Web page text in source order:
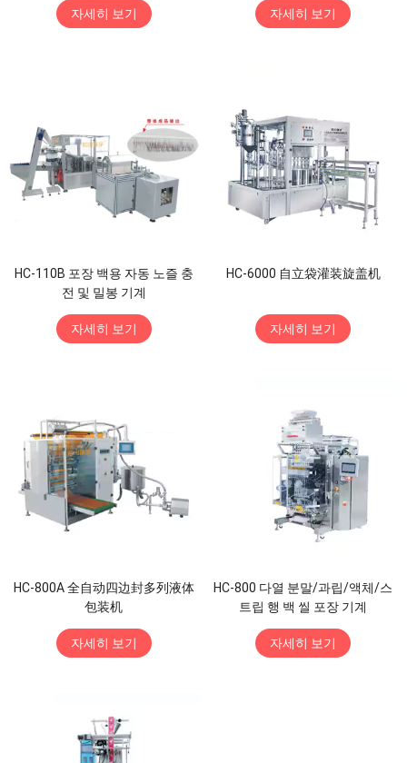
자세히 보기 자세히 보기
HC-110B 포장 백용 자동 노즐 충
전 및 밀봉 기계
자세히 보기
HC-6000 自立袋灌装旋盖机
자세히 보기
HC-800A 全自动四边封多列液体
包装机
자세히 보기
HC-800 다열 분말/과립/액체/스
트립 행 백 씰 포장 기계
자세히 보기